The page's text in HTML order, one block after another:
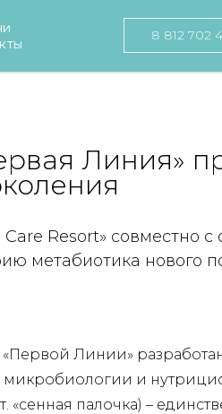
8 812 702
Линия»
Resort» совместно
метабиотика нового
Линии»
микробиологии и
«сенная палочка) –